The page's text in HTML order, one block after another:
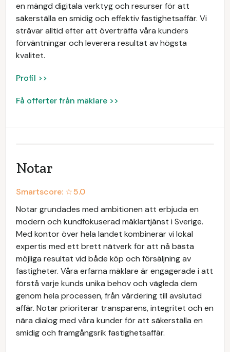
en mängd digitala verktyg och resurser för att
säkerställa en smidig och effektiv fastighetsaffär. Vi
strävar alltid efter att överträffa våra kunders
förväntningar och leverera resultat av högsta
kvalitet.
Profil >>
Få offerter från mäklare >>
Notar
Smartscore: ☆5.0
Notar grundades med ambitionen att erbjuda en
modern och kundfokuserad mäklartjänst i Sverige.
Med kontor över hela landet kombinerar vi lokal
expertis med ett brett nätverk för att nå bästa
möjliga resultat vid både köp och försäljning av
fastigheter. Våra erfarna mäklare är engagerade i att
förstå varje kunds unika behov och vägleda dem
genom hela processen, från värdering till avslutad
affär. Notar prioriterar transparens, integritet och en
nära dialog med våra kunder för att säkerställa en
smidig och framgångsrik fastighetsaffär.